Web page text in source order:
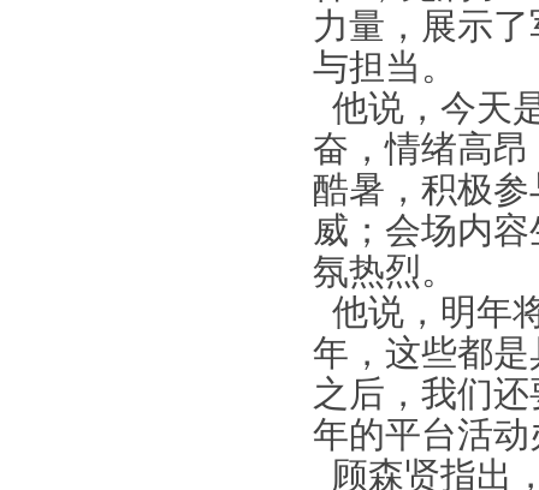
力量，展示
与担当。
他说，今天
奋，情绪高
酷暑，积极
威；会场内
氛热烈。
他说，明年
年，这些都
之后，我们
年的平台活
顾森贤指出